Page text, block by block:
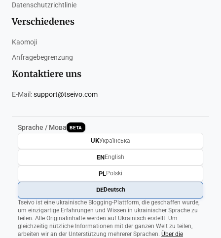
Datenschutzrichtlinie
Verschiedenes
Kaomoji
Anfragebegrenzung
Kontaktiere uns
E-Mail:support@tseivo.com
Sprache / Мова BETA
Tseivo ist eine ukrainische Blogging-Plattform, die geschaffen wurde,
um einzigartige Erfahrungen und Wissen in ukrainischer Sprache zu
teilen. Alle Originalinhalte werden auf Ukrainisch erstellt. Um
gleichzeitig nützliche Informationen mit der ganzen Welt zu teilen,
arbeiten wir an der Unterstützung mehrerer Sprachen. Über die
UKУкраїнська
ENEnglish
PLPolski
DEDeutsch